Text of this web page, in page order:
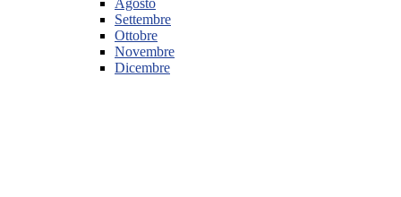
Agosto
Settembre
Ottobre
Novembre
Dicembre